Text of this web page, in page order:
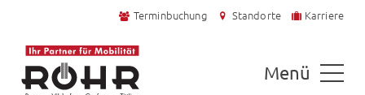
Terminbuchung Standorte Karriere
Menü